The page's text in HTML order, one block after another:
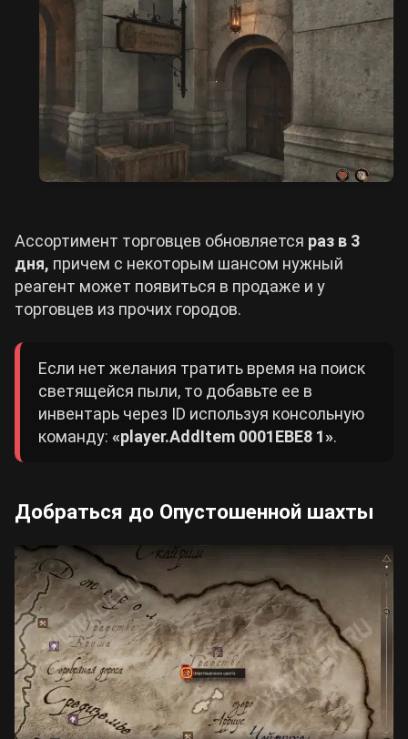
Ассортимент торговцев обновляется раз в 3
дня, причем с некоторым шансом нужный
реагент может появиться в продаже и у
торговцев из прочих городов.
Если нет желания тратить время на поиск
светящейся пыли, то добавьте ее в
инвентарь через ID используя консольную
команду: «player.AddItem 0001EBE8 1».
Добраться до Опустошенной шахты